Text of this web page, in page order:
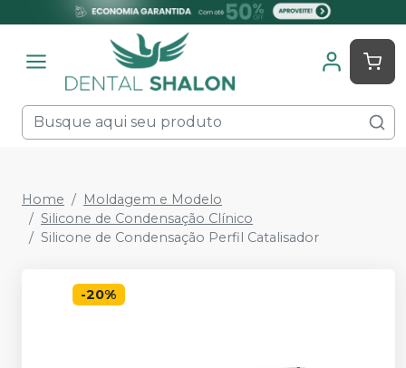
Home
Moldagem e Modelo
Silicone de Condensação Clínico
Silicone de Condensação Perfil Catalisador
-20%